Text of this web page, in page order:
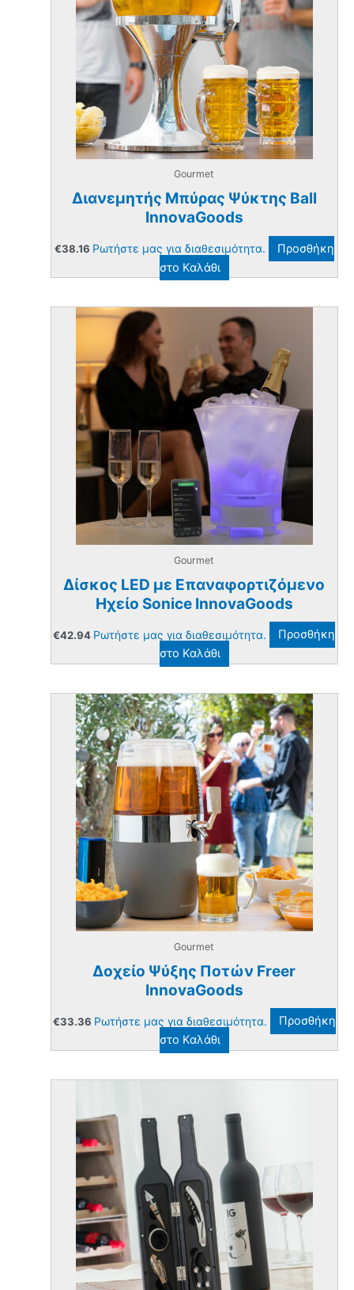
Gourmet
Διανεμητής Μπύρας Ψύκτης Ball
InnovaGoods
€38.16 Ρωτήστε μας για διαθεσιμότητα.
Προσθήκη
στο Καλάθι
Gourmet
Δίσκος LED με Επαναφορτιζόμενο
Ηχείο Sonice InnovaGoods
€42.94 Ρωτήστε μας για διαθεσιμότητα.
Προσθήκη
στο Καλάθι
Gourmet
Δοχείο Ψύξης Ποτών Freer
InnovaGoods
€33.36 Ρωτήστε μας για διαθεσιμότητα.
Προσθήκη
στο Καλάθι